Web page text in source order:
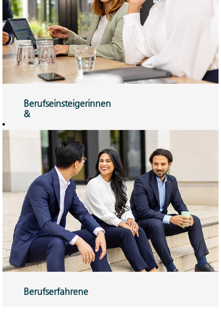
Hier mehr erfahren.
Berufseinsteigerinnen
&
Traineeprogramm
oder Direkteinstieg
– Sie können
Veränderungen
bewirken.
Hier mehr
erfahren!
Berufserfahrene